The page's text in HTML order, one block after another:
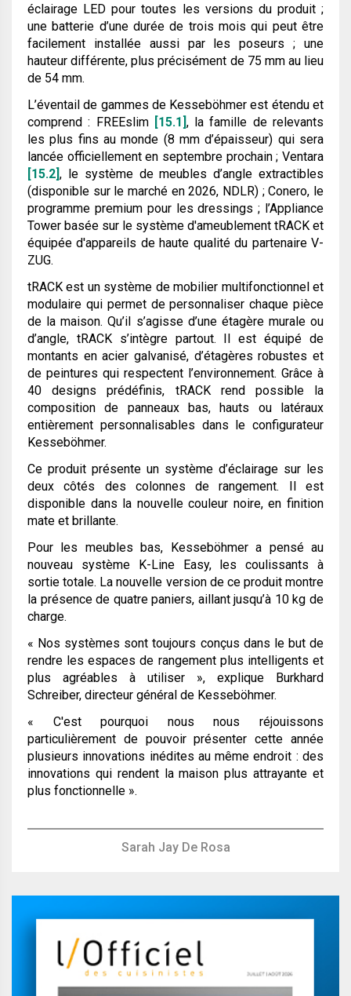
éclairage LED pour toutes les versions du produit ;
une batterie d’une durée de trois mois qui peut être
facilement installée aussi par les poseurs ; une
hauteur différente, plus précisément de 75 mm au lieu
de 54 mm.
L’éventail de gammes de Kesseböhmer est étendu et
comprend : FREEslim [15.1], la famille de relevants
les plus fins au monde (8 mm d’épaisseur) qui sera
lancée officiellement en septembre prochain ; Ventara
[15.2], le système de meubles d’angle extractibles
(disponible sur le marché en 2026, NDLR) ; Conero, le
programme premium pour les dressings ; l’Appliance
Tower basée sur le système d'ameublement tRACK et
équipée d'appareils de haute qualité du partenaire V-
ZUG.
tRACK est un système de mobilier multifonctionnel et
modulaire qui permet de personnaliser chaque pièce
de la maison. Qu’il s’agisse d’une étagère murale ou
d’angle, tRACK s’intègre partout. Il est équipé de
montants en acier galvanisé, d’étagères robustes et
de peintures qui respectent l’environnement. Grâce à
40 designs prédéfinis, tRACK rend possible la
composition de panneaux bas, hauts ou latéraux
entièrement personnalisables dans le configurateur
Kesseböhmer.
Ce produit présente un système d’éclairage sur les
deux côtés des colonnes de rangement. Il est
disponible dans la nouvelle couleur noire, en finition
mate et brillante.
Pour les meubles bas, Kesseböhmer a pensé au
nouveau système K-Line Easy, les coulissants à
sortie totale. La nouvelle version de ce produit montre
la présence de quatre paniers, aillant jusqu’à 10 kg de
charge.
« Nos systèmes sont toujours conçus dans le but de
rendre les espaces de rangement plus intelligents et
plus agréables à utiliser », explique Burkhard
Schreiber, directeur général de Kesseböhmer.
« C'est pourquoi nous nous réjouissons
particulièrement de pouvoir présenter cette année
plusieurs innovations inédites au même endroit : des
innovations qui rendent la maison plus attrayante et
plus fonctionnelle ».
Sarah Jay De Rosa